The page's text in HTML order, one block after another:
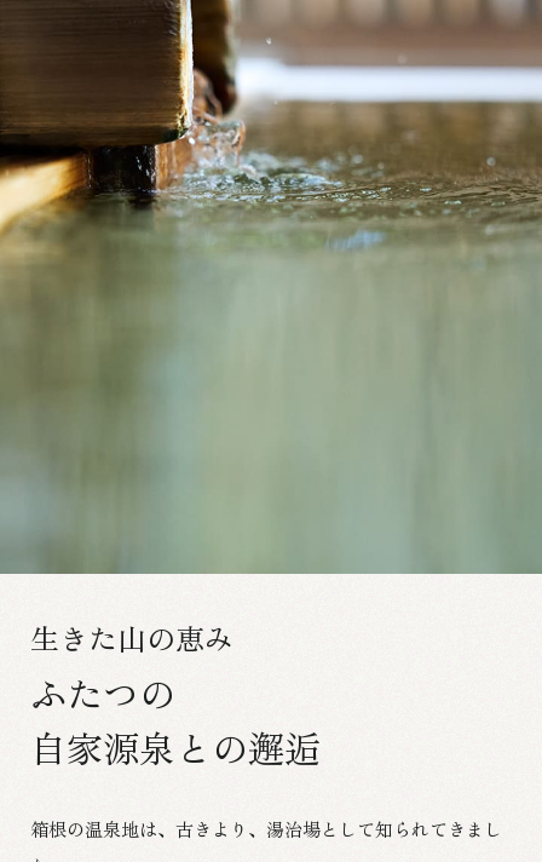
生きた山の恵み
ふたつの
自家源泉との邂逅
箱根の温泉地は、古きより、湯治場として知られてきまし